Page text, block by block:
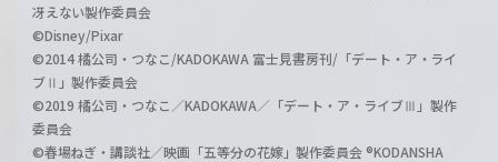
冴えない製作委員会
©Disney/Pixar
©2014 橘公司・つなこ/KADOKAWA 富士見書房刊/「デート・ア・ライ
ブⅡ」製作委員会
©2019 橘公司・つなこ／KADOKAWA／「デート・ア・ライブⅢ」製作
委員会
©春場ねぎ・講談社／映画「五等分の花嫁」製作委員会 ®KODANSHA